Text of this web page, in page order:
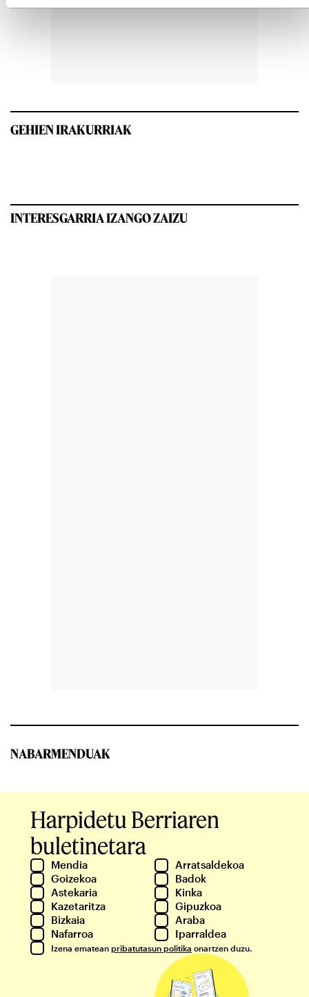
GEHIEN IRAKURRIAK
INTERESGARRIA IZANGO ZAIZU
NABARMENDUAK
Harpidetu Berriaren
buletinetara
Mendia
Arratsaldekoa
Goizekoa
Badok
Astekaria
Kinka
Kazetaritza
Gipuzkoa
Bizkaia
Araba
Nafarroa
Iparraldea
Izena ematean pribatutasun politika onartzen duzu.